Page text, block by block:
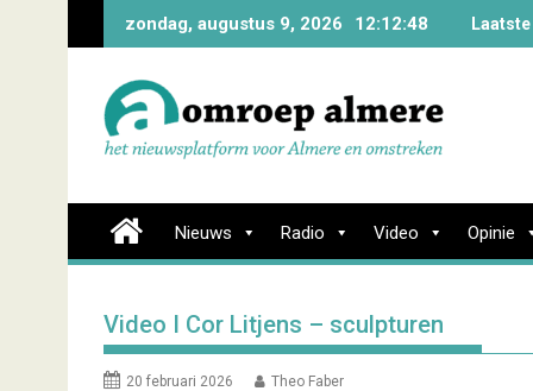
zondag, augustus 9, 2026 12:12:49
Nieuws Radio Video Opinie
Video I Cor Litjens – sculpturen
20 februari 2026 Theo Faber